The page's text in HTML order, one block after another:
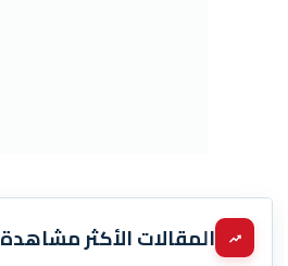
المقالات الأكثر مشاهدة